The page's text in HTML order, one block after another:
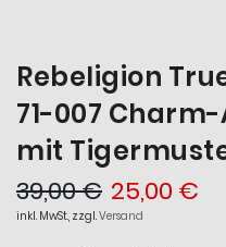
Rebeligion
71-007
mit
25,00 €
39,00 €
inkl. MwSt., zzgl.Versand